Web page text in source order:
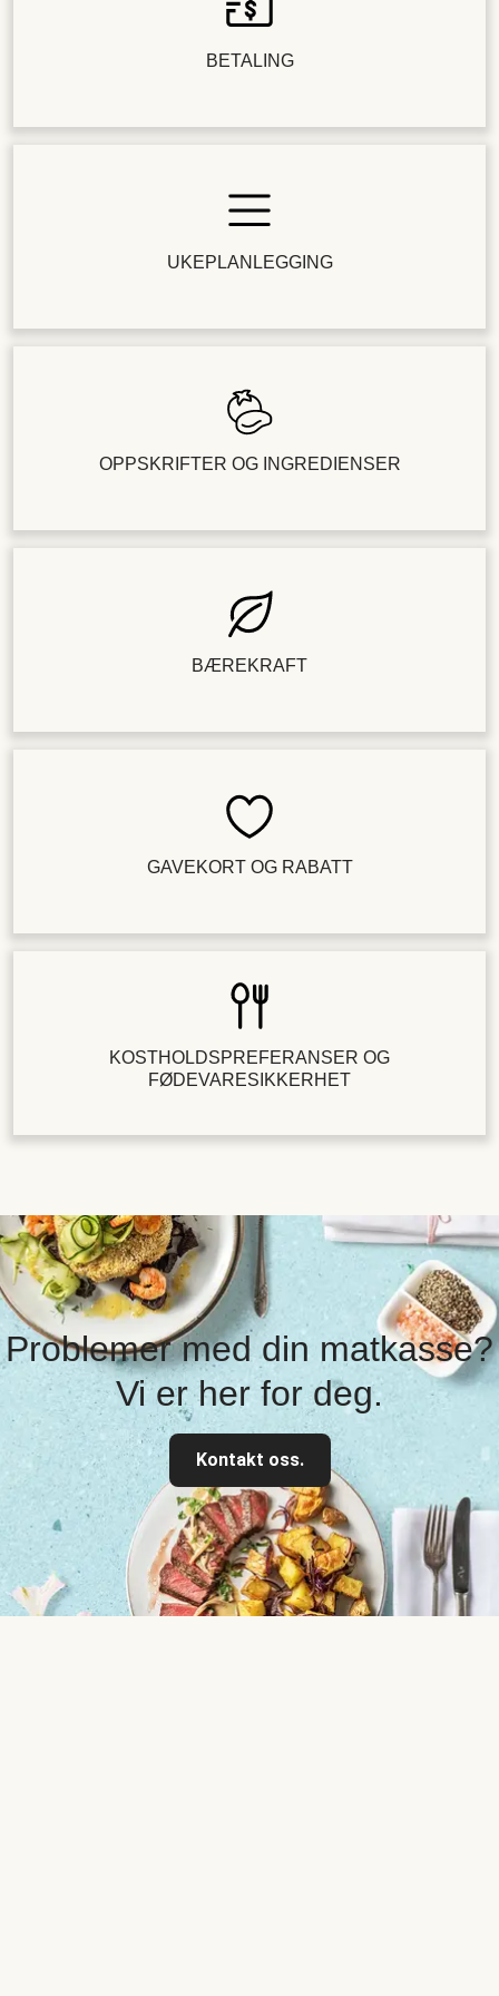
BETALING
UKEPLANLEGGING
OPPSKRIFTER OG INGREDIENSER
BÆREKRAFT
GAVEKORT OG RABATT
KOSTHOLDSPREFERANSER OG
FØDEVARESIKKERHET
Problemer med din matkasse?
Vi er her for deg.
Kontakt oss.